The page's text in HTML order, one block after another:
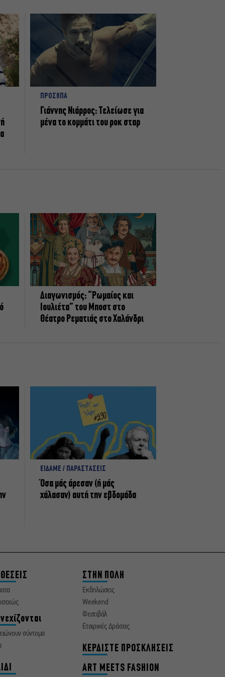
ΠΡΟΣΩΠΑ
Γιάννης Νιάρρος: Τελείωσε για
μένα το κομμάτι του ροκ σταρ
Διαγωνισμός: “Ρωμαίος και
Ιουλιέτα” του Μποστ στο
Θέατρο Ρεματιάς στο Χαλάνδρι
ΕΙΔΑΜΕ / ΠΑΡΑΣΤΑΣΕΙΣ
Όσα μάς άρεσαν (ή μάς
χάλασαν) αυτή την εβδομάδα
σύντομα
ΣΤΗΝ ΠΟΛΗ
Εκδηλώσεις
Weekend
Φεστιβάλ
Εταιρικές Δράσεις
ΚΕΡΔΙΣΤΕ ΠΡΟΣΚΛΗΣΕΙΣ
ART MEETS FASHION